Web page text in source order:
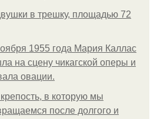
в трешку, площадью 72
1955 года Мария Каллас
на сцену чикагской оперы и
овации.
в которую мы
после долгого и